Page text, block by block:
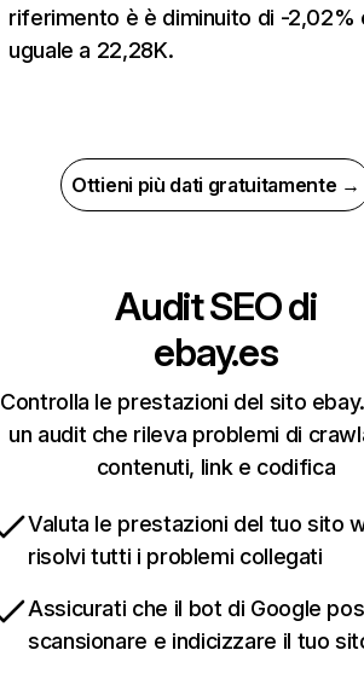
riferimento è è diminuito di -2,02%
uguale a 22,28K.
Ottieni più dati gratuitamente →
Audit SEO di
ebay.es
Controlla le prestazioni del sito
un audit che rileva problemi di
contenuti, link e codifica
Valuta le prestazioni del tuo sito
risolvi tutti i problemi collegati
Assicurati che il bot di Google
scansionare e indicizzare il tuo